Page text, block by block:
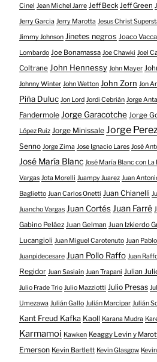
Cinel Jean Michel Jarre Jeff Beck Jeff Green
Jerry Garcia Jerry Marotta Jesus Christ
Jimmy Johnson Jinetes negros Joaco
Lombardo Joe Bonamassa Joe Chawki Joel
Coltrane John Hennessy John Mayer
Johnny Winter John Wetton John Zorn Jon
Piña Duluc Jon Lord Jordi Cebrián Jorge
Fandermole Jorge Garacotche Jorge
López Ruiz Jorge Minissale Jorge
Senno Jorge Zima Jose Ignacio Lares José
José María Blanc José María Blanc con La
Vargas Jota Morelli Juampy Juarez Juan
Baglietto Juan Carlos Onetti Juan Chianelli
Juancho Vargas Juan Cortés Juan Farré
Gabino Peláez Juan Gelman Juan Izkierdo
Lucangioli Juan Miguel Carotenuto Juan
Juanpidecesare Juan Pollo Raffo Juan
Regidor Juan Sasiain Juan Trapani Julian
Julio Frade Trio Julio Mazziotti Julio Presas
Umezawa Julián Gallo Julián Marcipar Julián
Kant Freud Kafka Kaoll Karana Mudra
Karmamoi Kawken Keaggy Levin y
Emerson Kevin Bartlett Kevin Glasgow